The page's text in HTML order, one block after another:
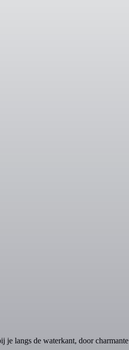
langs de waterkant, door